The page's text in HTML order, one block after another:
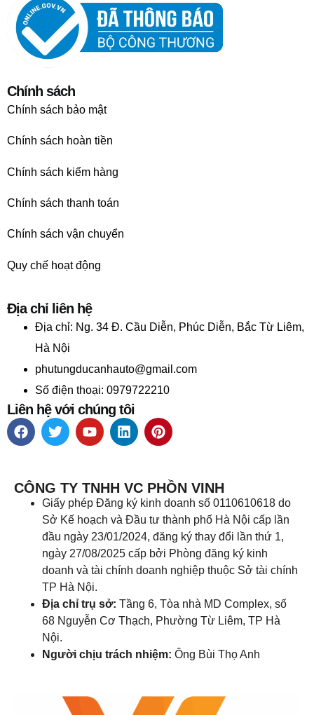
Chính sách
Chính sách bảo mật
Chính sách hoàn tiền
Chính sách kiểm hàng
Chính sách thanh toán
Chính sách vận chuyển
Quy chế hoạt động
Địa chỉ liên hệ
Địa chỉ: Ng. 34 Đ. Cầu Diễn, Phúc Diễn, Bắc Từ Liêm,
Hà Nội
phutungducanhauto@gmail.com
Số điện thoại: 0979722210
Liên hệ với chúng tôi
CÔNG TY TNHH VC PHỒN VINH
Giấy phép Đăng ký kinh doanh số 0110610618 do
Sở Kế hoạch và Đầu tư thành phố Hà Nội cấp lần
đầu ngày 23/01/2024, đăng ký thay đổi lần thứ 1,
ngày 27/08/2025 cấp bởi Phòng đăng ký kinh
doanh và tài chính doanh nghiệp thuộc Sở tài chính
TP Hà Nội.
Địa chỉ trụ sở: Tầng 6, Tòa nhà MD Complex, số
68 Nguyễn Cơ Thạch, Phường Từ Liêm, TP Hà
Nội.
Người chịu trách nhiệm: Ông Bùi Thọ Anh